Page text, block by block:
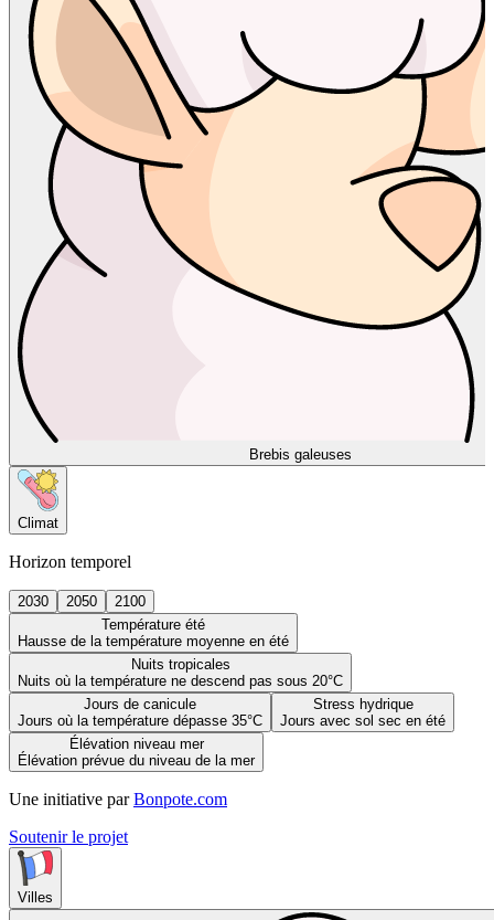
Brebis galeuses
Climat
Horizon temporel
2030 2050
2100
Température été
Hausse de la température moyenne en été
Nuits tropicales
Nuits où la température ne descend pas sous 20°C
Jours de canicule
Jours où la température dépasse 35°C
Stress hydrique
Jours avec sol sec en été
Élévation niveau mer
Élévation prévue du niveau de la mer
Une initiative par Bonpote.com
Soutenir le projet
Villes